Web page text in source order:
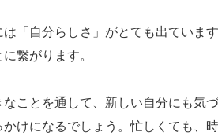
「自分らしさ」がとても出ていま
繋がります。
なことを通して、新しい自分にも気
かけになるでしょう。忙しくても、